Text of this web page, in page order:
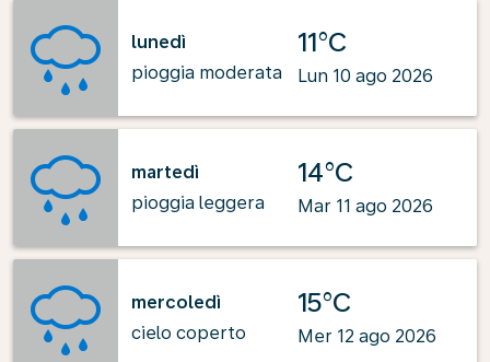
lunedì
pioggia moderata
11°C
Lun 10 ago 2026
martedì
pioggia leggera
14°C
Mar 11 ago 2026
mercoledì
cielo coperto
15°C
Mer 12 ago 2026